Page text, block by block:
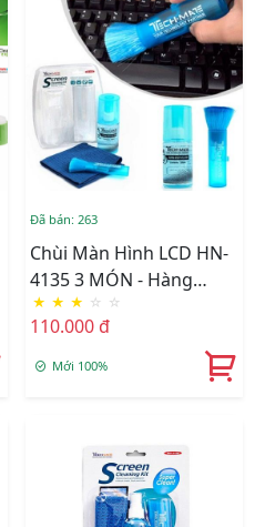
Đã bán: 263
Chùi Màn Hình LCD HN-
4135 3 MÓN - Hàng
Nhập Khẩu
★ ★ ★ ☆ ☆
110.000 đ
Mới 100%